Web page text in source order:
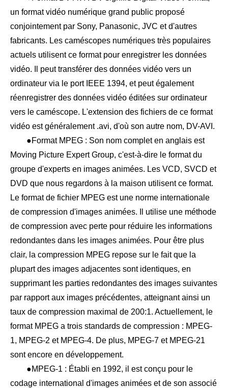
un format vidéo numérique grand public proposé
conjointement par Sony, Panasonic, JVC et d'autres
fabricants. Les caméscopes numériques très populaires
actuels utilisent ce format pour enregistrer les données
vidéo. Il peut transférer des données vidéo vers un
ordinateur via le port IEEE 1394, et peut également
réenregistrer des données vidéo éditées sur ordinateur
vers le caméscope. L'extension des fichiers de ce format
vidéo est généralement .avi, d'où son autre nom, DV-AVI.
●Format MPEG : Son nom complet en anglais est
Moving Picture Expert Group, c'est-à-dire le format du
groupe d'experts en images animées. Les VCD, SVCD et
DVD que nous regardons à la maison utilisent ce format.
Le format de fichier MPEG est une norme internationale
de compression d'images animées. Il utilise une méthode
de compression avec perte pour réduire les informations
redondantes dans les images animées. Pour être plus
clair, la compression MPEG repose sur le fait que la
plupart des images adjacentes sont identiques, en
supprimant les parties redondantes des images suivantes
par rapport aux images précédentes, atteignant ainsi un
taux de compression maximal de 200:1. Actuellement, le
format MPEG a trois standards de compression : MPEG-
1, MPEG-2 et MPEG-4. De plus, MPEG-7 et MPEG-21
sont encore en développement.
●MPEG-1 : Établi en 1992, il est conçu pour le
codage international d'images animées et de son associé